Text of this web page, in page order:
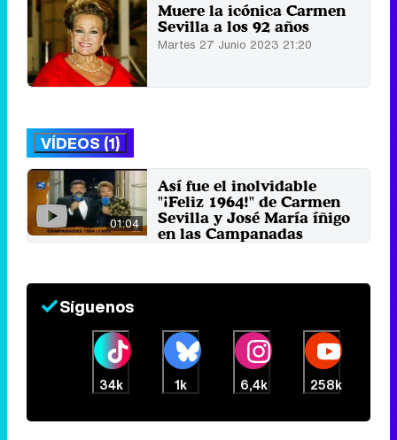
Muere la icónica Carmen
Sevilla a los 92 años
Martes 27 Junio 2023 21:20
VÍDEOS (1)
01:04
Así fue el inolvidable
"¡Feliz 1964!" de Carmen
Sevilla y José María íñigo
en las Campanadas
Síguenos
34k 1k 6,4k 258k